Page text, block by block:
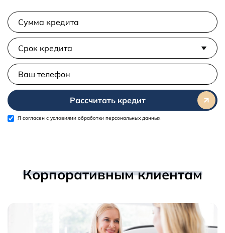
Рассчитать кредит
Я согласен с условиями обработки персональных данных
Корпоративным клиентам